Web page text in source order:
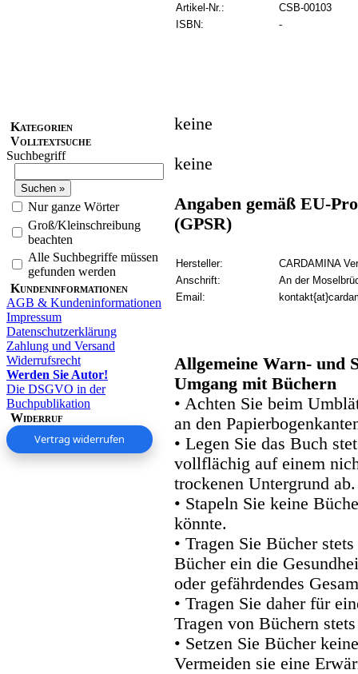
Kategorien
Volltextsuche
Suchbegriff
Nur ganze Wörter
Groß/Kleinschreibung
beachten
Alle Suchbegriffe müssen
gefunden werden
Kundeninformationen
AGB & Kundeninformationen
Impressum
Datenschutzerklärung
Zahlung und Versand
Widerrufsrecht
Werden Sie Autor!
Die DSGVO in der
Buchpublikation
Widerruf
Vertrag widerrufen
Artikel-Nr.:
CSB-00103
ISBN:
-
keine
keine
Angaben gemäß EU-
(GPSR)
Hersteller:
CARDAMINA
Anschrift:
An der
Email:
Allgemeine Warn- und
Umgang mit Büchern
• Achten Sie beim
an den
• Legen Sie das Buch
vollflächig auf einem
trockenen Untergrund ab.
• Stapeln Sie keine
könnte.
• Tragen Sie Bücher
Bücher ein die
oder gefährdendes
• Tragen Sie daher für
Tragen von Büchern
• Setzen Sie Bücher
Vermeiden sie eine